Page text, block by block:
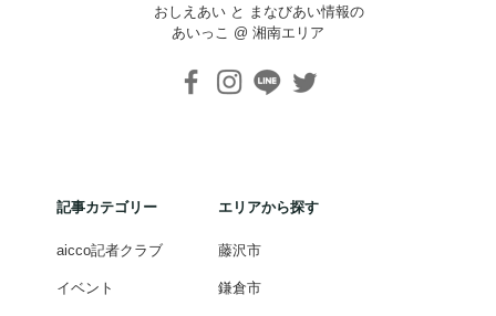
おしえあい と まなびあい情報の
あいっこ @ 湘南エリア
記事カテゴリー
aicco記者クラブ
イベント
エリアから探す
藤沢市
鎌倉市